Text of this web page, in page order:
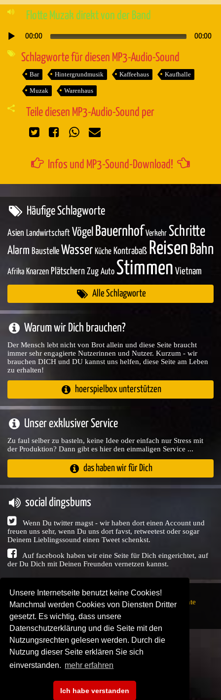
Unsere Internetseite benutzt keine Cookies!
Manchmal werden Cookies von Diensten Dritter
gesetzt. Es wichtig, dass unsere
Datenschutzerklärung und die Seite mit den
Nutzungsrechten gelesen werden. Durch die
Nutzung dieser Seite erklären Sie sich
einverstanden. mehr erfahren
Ich habe verstanden
Flotte Muzak direkt von der Band
Audio-
00:00 00:00
Schlagworte für diesen MP3-Audio-Sound
Bar Hintergrundmusik Kaffeehaus Kaufhalle
Muzak Warenhaus
Teile diesen MP3-Audio-Sound per
Infos und MP3-Sound-Download!
Häufige Schlagworte
Asien Landwirtschaft Vögel Bauernhof Verkehr Schritte
Alarm Baustelle Wasser Küche Kontrabaß Reisen Bahn
Afrika Knarzen Plätschern Zug Auto Stimmen Vietnam
Alle Schlagworte
Warum wir Dich brauchen?
Der Mensch lebt nicht von Brot allein und diese Seite braucht
immer sehr engagierte Nutzerinnen und Nutzer. Kurzum - wir
brauchen DICH und DU kannst uns helfen, diese Seite am Leben
zu erhalten!
hoerspielbox unterstützen
Unser exklusiver Service
Zu faul selber zu basteln, keine Idee oder einfach nur Stress mit
der Produktion? Dann gibt es hier den einmaligen Service ...
das haben wir für Dich
social dingsbums
Wenn Du twitter magst - wir haben dort einen Account und
freuen uns sehr, wenn Du uns dort favst, retweetest oder sogar
Deinem Lieblingssound einen Tweet schenkst.
Auf facebook haben wir eine Seite für Dich eingerichtet, auf
der Du Dich mit Deinen Freunden vernetzen kannst.
Copyright © Audio Union GbR, 1999 - 2026,Nutzungsrechte
SENDEPLATZ ↗